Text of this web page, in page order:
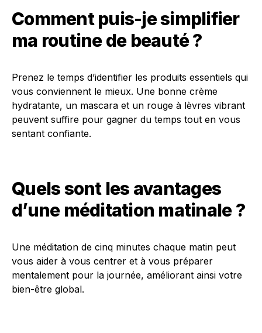
Comment puis-je simplifier
ma routine de beauté ?
Prenez le temps d’identifier les produits essentiels qui
vous conviennent le mieux. Une bonne crème
hydratante, un mascara et un rouge à lèvres vibrant
peuvent suffire pour gagner du temps tout en vous
sentant confiante.
Quels sont les avantages
d’une méditation matinale ?
Une méditation de cinq minutes chaque matin peut
vous aider à vous centrer et à vous préparer
mentalement pour la journée, améliorant ainsi votre
bien-être global.